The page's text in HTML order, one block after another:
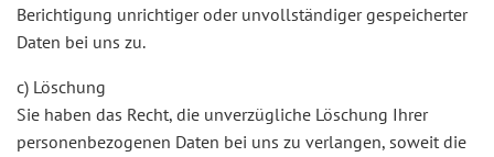
Berichtigung unrichtiger oder unvollständiger gespeicherter
Daten bei uns zu.
c) Löschung
Sie haben das Recht, die unverzügliche Löschung Ihrer
personenbezogenen Daten bei uns zu verlangen, soweit die